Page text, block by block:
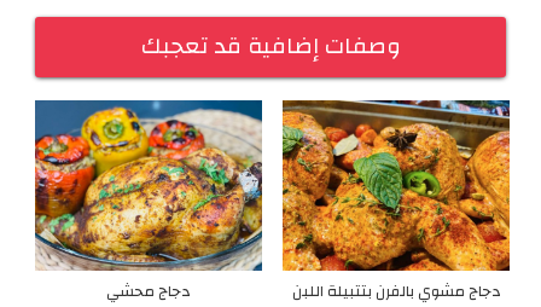
وصفات إضافية قد تعجبك
دجاج مشوي بالفرن بتتبيلة اللبن دجاج محشي